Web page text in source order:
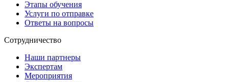
Этапы обучения
Услуги по отправке
Ответы на вопросы
Сотрудничество
Наши партнеры
Экспертам
Мероприятия